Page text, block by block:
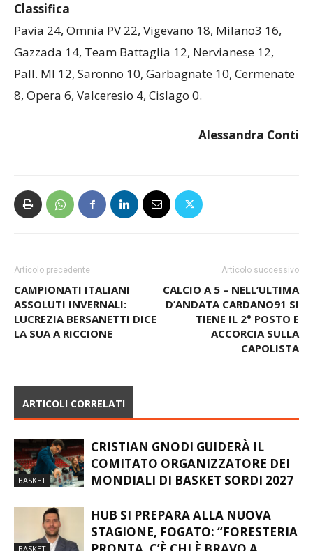
Classifica
Pavia 24, Omnia PV 22, Vigevano 18, Milano3 16,
Gazzada 14, Team Battaglia 12, Nervianese 12,
Pall. MI 12, Saronno 10, Garbagnate 10, Cermenate
8, Opera 6, Valceresio 4, Cislago 0.
Alessandra Conti
Articolo precedente
CAMPIONATI ITALIANI
ASSOLUTI INVERNALI:
LUCREZIA BERSANETTI DICE
LA SUA A RICCIONE
Articolo successivo
CALCIO A 5 – NELL’ULTIMA
D’ANDATA CARDANO91 SI
TIENE IL 2° POSTO E
ACCORCIA SULLA
CAPOLISTA
ARTICOLI CORRELATI
BASKET
CRISTIAN GNODI GUIDERÀ IL
COMITATO ORGANIZZATORE DEI
MONDIALI DI BASKET SORDI 2027
BASKET
HUB SI PREPARA ALLA NUOVA
STAGIONE, FOGATO: “FORESTERIA